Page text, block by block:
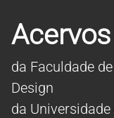
Acervos
da Faculdade
Design
da